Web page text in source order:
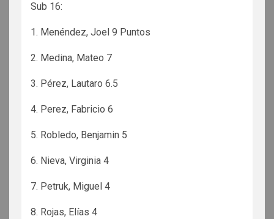
Sub 16:
1. Menéndez, Joel 9 Puntos
2. Medina, Mateo 7
3. Pérez, Lautaro 6.5
4. Perez, Fabricio 6
5. Robledo, Benjamin 5
6. Nieva, Virginia 4
7. Petruk, Miguel 4
8. Rojas, Elías 4